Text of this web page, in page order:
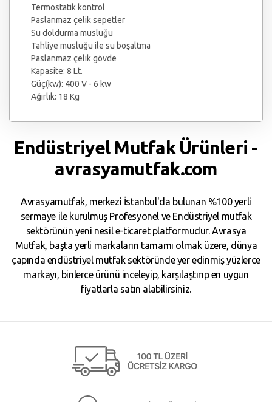
Termostatik kontrol
Paslanmaz çelik sepetler
Su doldurma musluğu
Tahliye musluğu ile su boşaltma
Paslanmaz çelik gövde
Kapasite: 8 Lt.
Güç(kw): 400 V - 6 kw
Ağırlık: 18 Kg
Endüstriyel Mutfak Ürünleri -
avrasyamutfak.com
Avrasyamutfak, merkezi İstanbul'da bulunan %100 yerli
sermaye ile kurulmuş Profesyonel ve Endüstriyel mutfak
sektörünün yeni nesil e-ticaret platformudur. Avrasya
Mutfak, başta yerli markaların tamamı olmak üzere, dünya
çapında endüstriyel mutfak sektöründe yer edinmiş yüzlerce
markayı, binlerce ürünü inceleyip, karşılaştırıp en uygun
fiyatlarla satın alabilirsiniz.